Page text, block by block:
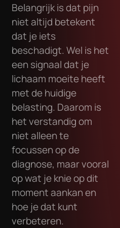
Belangrijk is dat pijn
niet altijd betekent
dat je iets
beschadigt. Wel is het
een signaal dat je
lichaam moeite heeft
met de huidige
belasting. Daarom is
het verstandig om
niet alleen te
focussen op de
diagnose, maar vooral
op wat je knie op dit
moment aankan en
hoe je dat kunt
verbeteren.